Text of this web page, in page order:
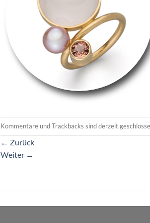
Kommentare und Trackbacks sind derzeit
← Zurück
Weiter →